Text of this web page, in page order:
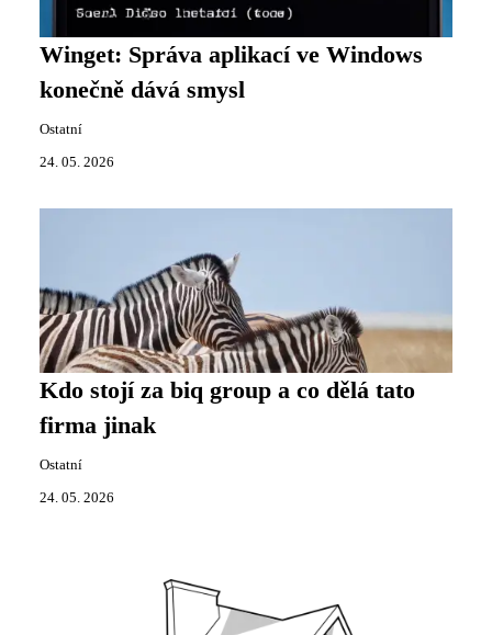
Winget: Správa aplikací ve Windows
konečně dává smysl
Ostatní
24. 05. 2026
Kdo stojí za biq group a co dělá tato
firma jinak
Ostatní
24. 05. 2026